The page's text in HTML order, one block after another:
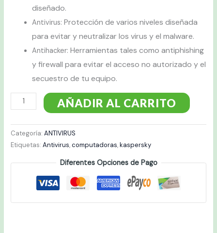
diseñado.
Antivirus:Protección de varios niveles diseñada
para evitar y neutralizar los virus y el malware.
Antihacker:Herramientas tales como antiphishing
y firewall para evitar el acceso no autorizado y el
secuestro de tu equipo.
AÑADIR AL CARRITO
Categoría:ANTIVIRUS
Etiquetas:Antivirus,computadoras,kaspersky
Diferentes Opciones de Pago